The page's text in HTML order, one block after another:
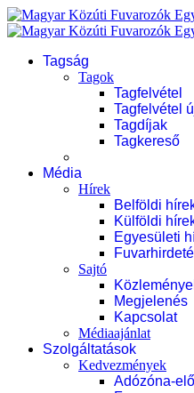
Tagság
Tagok
Tagfelvétel
Tagfelvétel
Tagdíjak
Tagkereső
Média
Hírek
Belföldi
Külföldi
Egyesületi
Sajtó
Megjelenés
Kapcsolat
Médiaajánlat
Szolgáltatások
Kedvezmények
Adózóna-